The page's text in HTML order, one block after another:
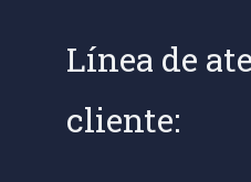
Línea de
cliente: